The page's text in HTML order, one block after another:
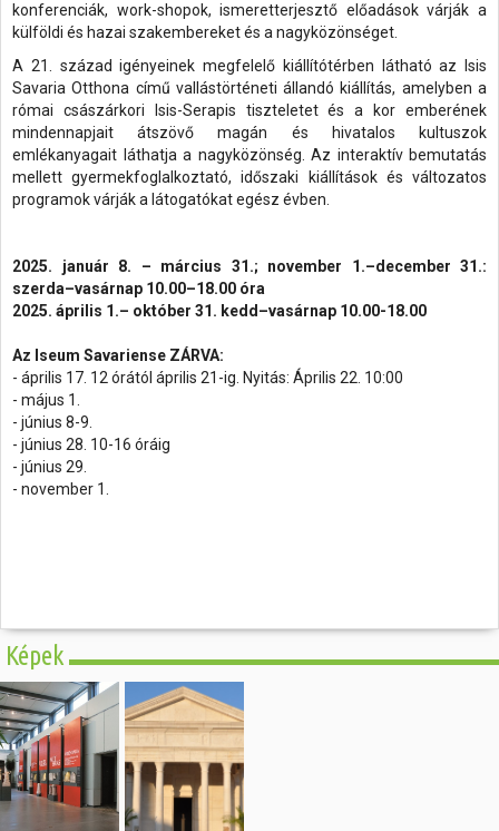
konferenciák, work-shopok, ismeretterjesztő előadások várják a
külföldi és hazai szakembereket és a nagyközönséget.
A 21. század igényeinek megfelelő kiállítótérben látható az Isis
Savaria Otthona című vallástörténeti állandó kiállítás, amelyben a
római császárkori Isis-Serapis tiszteletet és a kor emberének
mindennapjait átszövő magán és hivatalos kultuszok
emlékanyagait láthatja a nagyközönség. Az interaktív bemutatás
mellett gyermekfoglalkoztató, időszaki kiállítások és változatos
programok várják a látogatókat egész évben.
2025. január 8. – március 31.; november 1.–december 31.:
szerda–vasárnap 10.00–18.00 óra
2025. április 1.– október 31. kedd–vasárnap 10.00-18.00
Az Iseum Savariense ZÁRVA:
- április 17. 12 órától április 21-ig. Nyitás: Április 22. 10:00
- május 1.
- június 8-9.
- június 28. 10-16 óráig
- június 29.
- november 1.
Képek